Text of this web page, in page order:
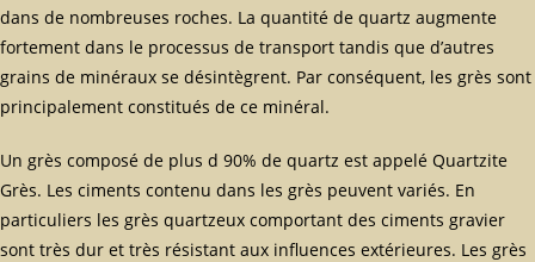
dans de nombreuses roches. La quantité de quartz augmente
fortement dans le processus de transport tandis que d’autres
grains de minéraux se désintègrent. Par conséquent, les grès sont
principalement constitués de ce minéral.
Un grès composé de plus d 90% de quartz est appelé Quartzite
Grès. Les ciments contenu dans les grès peuvent variés. En
particuliers les grès quartzeux comportant des ciments gravier
sont très dur et très résistant aux influences extérieures. Les grès